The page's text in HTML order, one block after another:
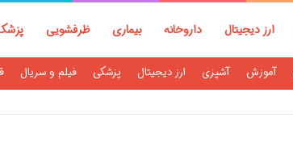
ارز دیجیتال داروخانه بیماری ظرفشویی
آموزش آشپزی ارز دیجیتال پزشکی فیلم و سریال